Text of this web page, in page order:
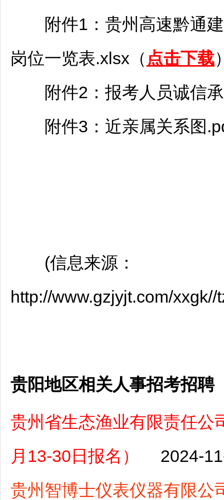
附件1：贵州高速黔通建
岗位一览表.xlsx（ 点击下载
附件2：报考人员诚信承
附件3：近亲属关系图
(信息来源：
http://www.gzjyjt.com/
贵阳地区相关人事招考招聘
贵州省生态渔业有限责任公
月13-30日报名）
2024-
贵州智博士仪表仪器有限公